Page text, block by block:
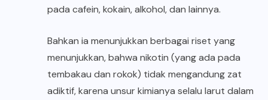
pada cafein, kokain, alkohol, dan lainnya.
Bahkan ia menunjukkan berbagai riset yang
menunjukkan, bahwa nikotin (yang ada pada
tembakau dan rokok) tidak mengandung zat
adiktif, karena unsur kimianya selalu larut dalam